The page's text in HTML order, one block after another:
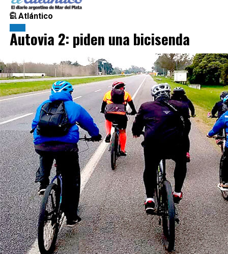
El Atlántico
Autovia 2: piden una bicisenda